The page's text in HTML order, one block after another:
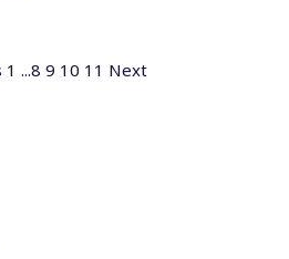
1 ...8 9 10 11 Next